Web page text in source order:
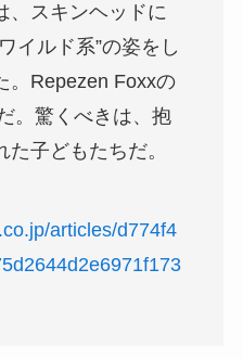
、スキンヘッドに
イルド系”の姿をし
。Repezen Foxxの
。驚くべきは、抱
子どもたちだ。
articles/d774f4